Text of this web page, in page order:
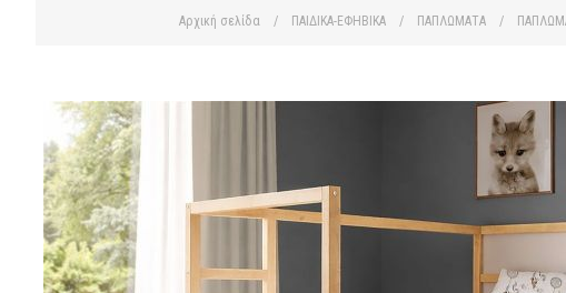
Αρχική σελίδα / ΠΑΙΔΙΚΑ-ΕΦΗΒΙΚΑ / ΠΑΠΛΩΜΑΤΑ /